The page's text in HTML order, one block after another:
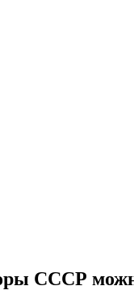
СССР